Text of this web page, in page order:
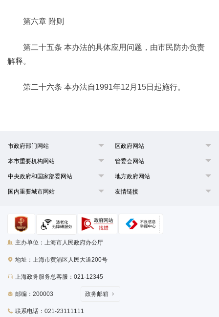
第六章 附则
第二十五条 本办法的具体应用问题，由市民防办负责
解释。
第二十六条 本办法自1991年12月15日起施行。
市政府部门网站 区政府网站
本市重要机构网站 管委会网站
中央政府和国家部委网站 地方政府网站
国内重要城市网站 友情链接
主办单位：上海市人民政府办公厅
地址：上海市黄浦区人民大道200号
上海政务服务总客服：021-12345
邮编：200003
联系电话：021-23111111
政务邮箱